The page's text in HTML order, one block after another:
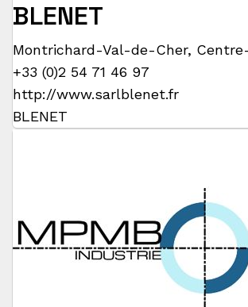
BLENET
Montrichard-Val-de-Cher,
+33 (0)2 54 71 46 97
http://www.sarlblenet.fr
BLENET